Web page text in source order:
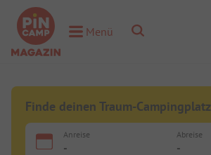
Toggle Menu
Menü Toggle Search
Finde deinen Traum-Campingplatz
Anreise
-
Abreise
-